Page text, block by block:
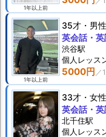
1年以上前
1年以上前
35才 男性
5000円
英会話・英
渋谷駅
個人 レッス
33才 女性
英会話・英
北千住駅
個人 レッス